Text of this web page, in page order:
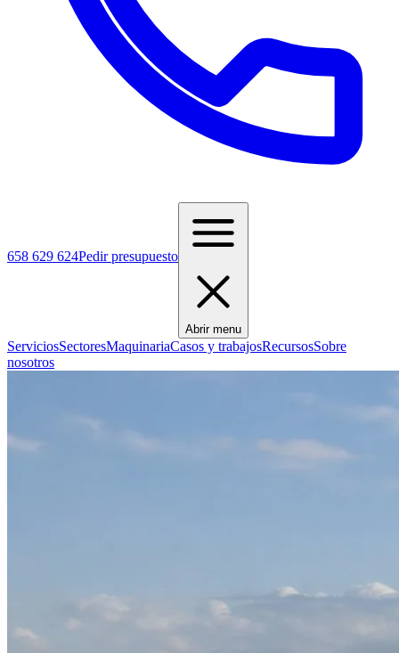
658 629 624Pedir presupuesto
Abrir menu
ServiciosSectoresMaquinariaCasos y trabajosRecursosSobre
nosotros